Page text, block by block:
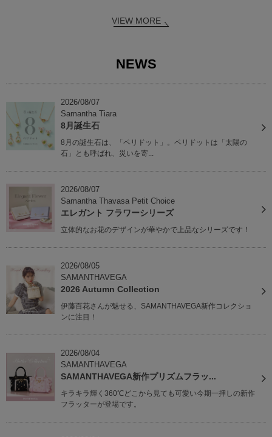
VIEW MORE
NEWS
2026/08/07
Samantha Tiara
8月誕生石
8月の誕生石は、「ペリドット」。ペリドットは「太陽の
石」とも呼ばれ、災いを寄...
2026/08/07
Samantha Thavasa Petit Choice
エレガント フラワーシリーズ
立体的なお花のデザインが華やかで上品なシリーズです！
2026/08/05
SAMANTHAVEGA
2026 Autumn Collection
伊藤百花さんが魅せる、SAMANTHAVEGA新作コレクショ
ンに注目！
2026/08/04
SAMANTHAVEGA
SAMANTHAVEGA新作プリズムフラッ...
キラキラ輝く360℃どこから見ても可愛い今期一押しの新作
フラッターが登場です。